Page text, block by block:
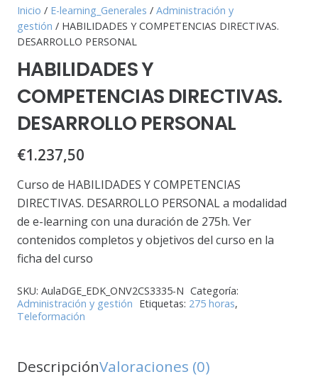
Inicio / E-learning_Generales / Administración y
gestión / HABILIDADES Y COMPETENCIAS DIRECTIVAS.
DESARROLLO PERSONAL
HABILIDADES Y
COMPETENCIAS DIRECTIVAS.
DESARROLLO PERSONAL
€1.237,50
Curso de HABILIDADES Y COMPETENCIAS
DIRECTIVAS. DESARROLLO PERSONAL a modalidad
de e-learning con una duración de 275h. Ver
contenidos completos y objetivos del curso en la
ficha del curso
SKU: AulaDGE_EDK_ONV2CS3335-N Categoría:
Administración y gestión Etiquetas: 275 horas,
Teleformación
DescripciónValoraciones (0)